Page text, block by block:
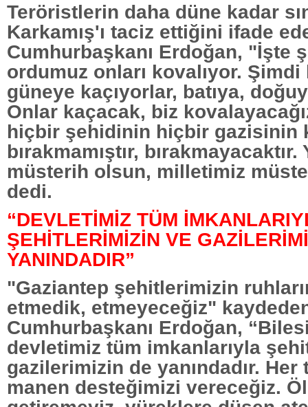
Teröristlerin daha düne kadar
Karkamış'ı taciz ettiğini ifade
Cumhurbaşkanı Erdoğan, "İşte
ordumuz onları kovalıyor. Şimdi
güneye kaçıyorlar, batıya,
Onlar kaçacak, biz
hiçbir şehidinin hiçbir gazisinin
bırakmamıştır, bırakmayacaktır.
müsterih olsun, milletimiz
dedi.
“DEVLETİMİZ TÜM
ŞEHİTLERİMİZİN VE
YANINDADIR”
"Gaziantep şehitlerimizin
etmedik, etmeyeceğiz"
Cumhurbaşkanı Erdoğan,
devletimiz tüm imkanlarıyla
gazilerimizin de yanındadır.
manen desteğimizi vereceğiz.